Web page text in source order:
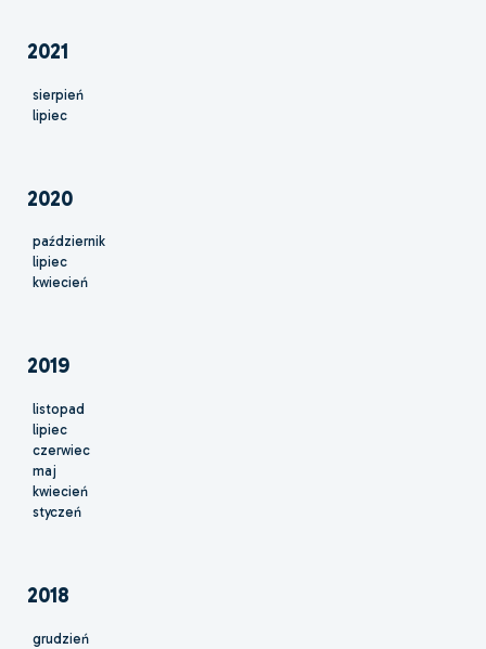
2021
sierpień
lipiec
2020
październik
lipiec
kwiecień
2019
listopad
lipiec
czerwiec
maj
kwiecień
styczeń
2018
grudzień